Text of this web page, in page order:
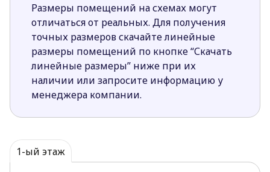
гостиной и столовой, не нарушая целостности
пространства.
Четкое разделение ночной и дневной зоны
дает возможность скрыть от гостей приватную
жизнь дома.
Частично открытая кухня зрительно
увеличивает пространство дневной зоны, при
необходимости ее можно сделать полностью
Три выхода на террасу в разных частях дома
позволяют более комфортно использовать
Размеры помещений на схемах могут
отличаться от реальных. Для получения
точных размеров скачайте линейные
размеры помещений по кнопке “Скачать
линейные размеры” ниже при их
наличии или запросите информацию у
менеджера компании.
1-ый этаж